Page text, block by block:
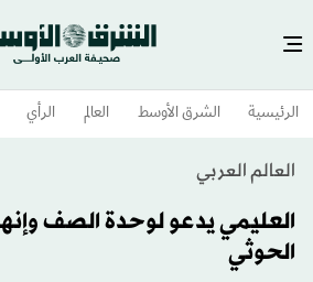
الرئيسية الشرق الأوسط​ العالم الرأي
العالم العربي
العليمي يدعو لوحدة الصف
الحوثي